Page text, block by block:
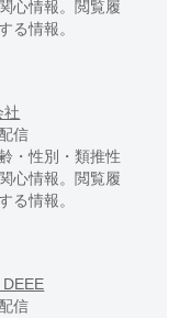
心情報。閲覧履
る情報。
社
信
・性別・類推性
心情報。閲覧履
る情報。
信